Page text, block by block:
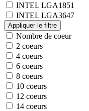
INTEL LGA1851
INTEL LGA3647
Nombre de coeur
2 coeurs
4 coeurs
6 coeurs
8 coeurs
10 coeurs
12 coeurs
14 coeurs